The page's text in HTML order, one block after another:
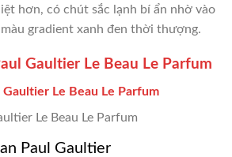
hơn, có chút sắc lạnh bí ẩn nhờ vào
gradient xanh đen thời thượng.
Gaultier Le Beau Le Parfum
Le Beau Le Parfum
Le Beau Le Parfum
Paul Gaultier